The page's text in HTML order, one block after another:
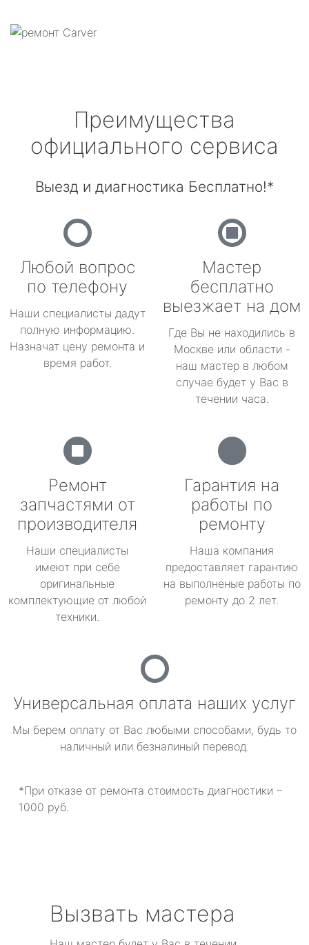
Преимущества
официального сервиса
Выезд и диагностика Бесплатно!*
Любой вопрос
по телефону
Наши специалисты дадут
полную информацию.
Назначат цену ремонта и
время работ.
Мастер
бесплатно
выезжает на дом
Где Вы не находились в
Москве или области -
наш мастер в любом
случае будет у Вас в
течении часа.
Ремонт
запчастями от
производителя
Наши специалисты
имеют при себе
оригинальные
комплектующие от любой
техники.
Гарантия на
работы по
ремонту
Наша компания
предоставляет гарантию
на выполненые работы по
ремонту до 2 лет.
Универсальная оплата наших услуг
Мы берем оплату от Вас любыми способами, будь то
наличный или безналиный перевод.
*При отказе от ремонта стоимость диагностики –
1000 руб.
Вызвать мастера